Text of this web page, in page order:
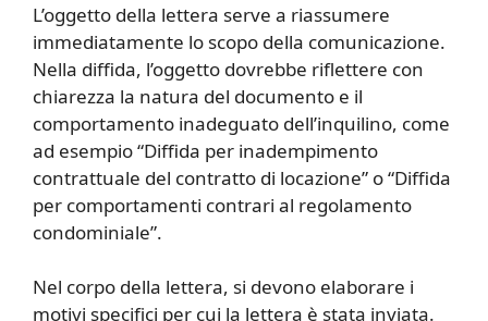
L’oggetto della lettera serve a riassumere
immediatamente lo scopo della comunicazione.
Nella diffida, l’oggetto dovrebbe riflettere con
chiarezza la natura del documento e il
comportamento inadeguato dell’inquilino, come
ad esempio “Diffida per inadempimento
contrattuale del contratto di locazione” o “Diffida
per comportamenti contrari al regolamento
condominiale”.
Nel corpo della lettera, si devono elaborare i
motivi specifici per cui la lettera è stata inviata.